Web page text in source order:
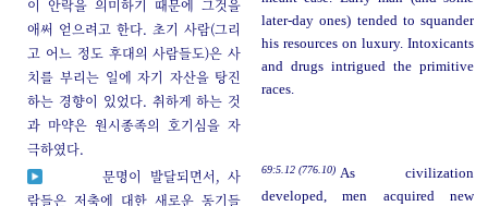
이 안락을 의미하기 때문에 그것을
애써 얻으려고 한다. 초기 사람(그리
고 어느 정도 후대의 사람들도)은 사
치를 부리는 일에 자기 자산을 탕진
하는 경향이 있었다. 취하게 하는 것
과 마약은 원시종족의 호기심을 자
극하였다.
later-day ones) tended to squander
his resources on luxury. Intoxicants
and drugs intrigued the primitive
races.
문명이 발달되면서, 사
람들은 저축에 대한 새로운 동기들
69:5.12 (776.10) As civilization
developed, men acquired new